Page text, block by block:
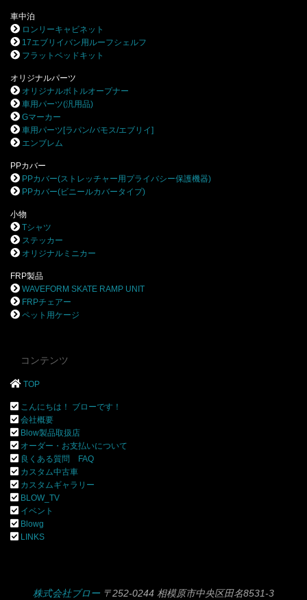
車中泊
ロンリーキャビネット
17エブリイバン用ルーフシェルフ
フラットベッドキット
オリジナルパーツ
オリジナルボトルオープナー
車用パーツ(汎用品)
Gマーカー
車用パーツ[ラパン/バモス/エブリイ]
エンブレム
PPカバー
PPカバー(ストレッチャー用プライバシー保護機器)
PPカバー(ビニールカバータイプ)
小物
Tシャツ
ステッカー
オリジナルミニカー
FRP製品
WAVEFORM SKATE RAMP UNIT
FRPチェアー
ペット用ケージ
コンテンツ
TOP
こんにちは！ ブローです！
会社概要
Blow製品取扱店
オーダー・お支払いについて
良くある質問 FAQ
カスタム中古車
カスタムギャラリー
BLOW_TV
イベント
Blowg
LINKS
株式会社ブロー 〒252-0244 相模原市中央区田名8531-3